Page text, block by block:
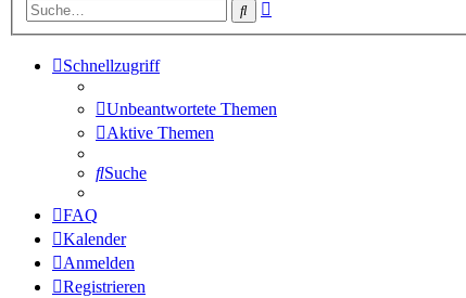
Suche
Schnellzugriff
Unbeantwortete Themen
Aktive Themen
Suche
FAQ
Kalender
Anmelden
Registrieren